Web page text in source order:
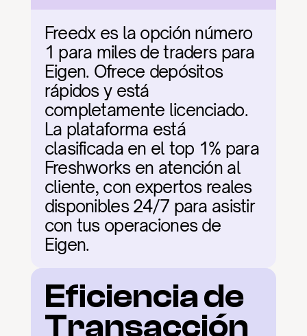
Freedx es la opción número
1 para miles de traders para
Eigen. Ofrece depósitos
rápidos y está
completamente licenciado.
La plataforma está
clasificada en el top 1% para
Freshworks en atención al
cliente, con expertos reales
disponibles 24/7 para asistir
con tus operaciones de
Eigen.
Eficiencia de
Transacción